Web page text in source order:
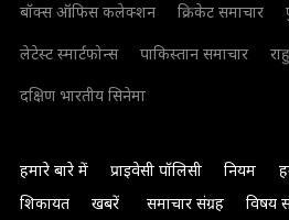
बॉक्स ऑफिस कलेक्शन
क्रिकेट समाचार
लेटेस्ट स्मार्टफोन्स
पाकिस्तान समाचार
दक्षिण भारतीय सिनेमा
हमारे बारे में प्राइवेसी पॉलिसी नियम
शिकायत
खबरें समाचार संग्रह विषय